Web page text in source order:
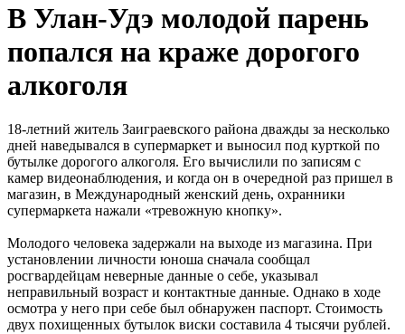
В Улан-Удэ молодой парень
попался на краже дорогого
алкоголя
18-летний житель Заиграевского района дважды за несколько
дней наведывался в супермаркет и выносил под курткой по
бутылке дорогого алкоголя. Его вычислили по записям с
камер видеонаблюдения, и когда он в очередной раз пришел в
магазин, в Международный женский день, охранники
супермаркета нажали «тревожную кнопку».
Молодого человека задержали на выходе из магазина. При
установлении личности юноша сначала сообщал
росгвардейцам неверные данные о себе, указывал
неправильный возраст и контактные данные. Однако в ходе
осмотра у него при себе был обнаружен паспорт. Стоимость
двух похищенных бутылок виски составила 4 тысячи рублей.